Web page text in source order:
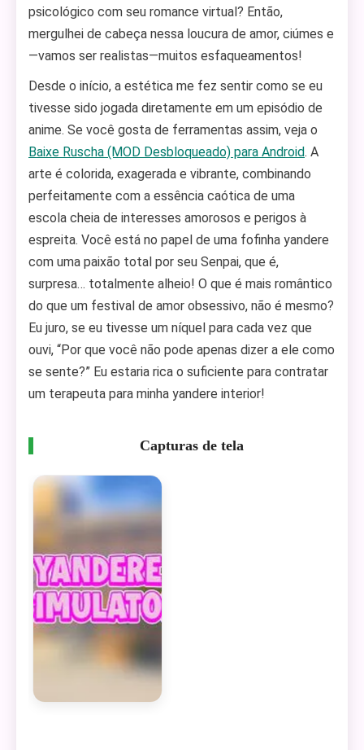
psicológico com seu romance virtual? Então,
mergulhei de cabeça nessa loucura de amor, ciúmes e
—vamos ser realistas—muitos esfaqueamentos!
Desde o início, a estética me fez sentir como se eu
tivesse sido jogada diretamente em um episódio de
anime. Se você gosta de ferramentas assim, veja o
Baixe Ruscha (MOD Desbloqueado) para Android. A
arte é colorida, exagerada e vibrante, combinando
perfeitamente com a essência caótica de uma
escola cheia de interesses amorosos e perigos à
espreita. Você está no papel de uma fofinha yandere
com uma paixão total por seu Senpai, que é,
surpresa… totalmente alheio! O que é mais romântico
do que um festival de amor obsessivo, não é mesmo?
Eu juro, se eu tivesse um níquel para cada vez que
ouvi, “Por que você não pode apenas dizer a ele como
se sente?” Eu estaria rica o suficiente para contratar
um terapeuta para minha yandere interior!
Capturas de tela